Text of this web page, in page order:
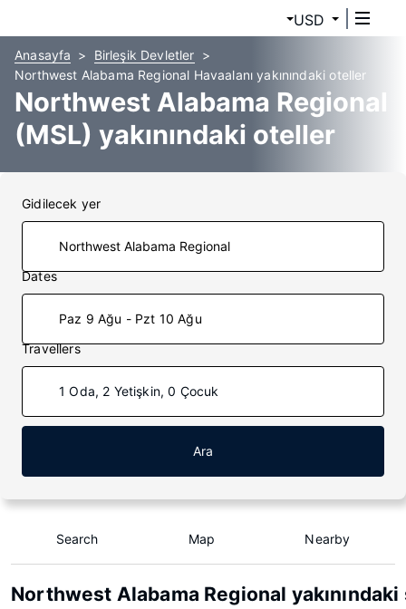
USD
Anasayfa
Birleşik Devletler
Northwest Alabama Regional Havaalanı yakınındaki oteller
Northwest Alabama Regional
(MSL) yakınındaki oteller
Gidilecek yer
Dates
Paz 9 Ağu - Pzt 10 Ağu
Travellers
1 Oda, 2 Yetişkin, 0 Çocuk
Ara
Search Map Nearby
Northwest Alabama Regional